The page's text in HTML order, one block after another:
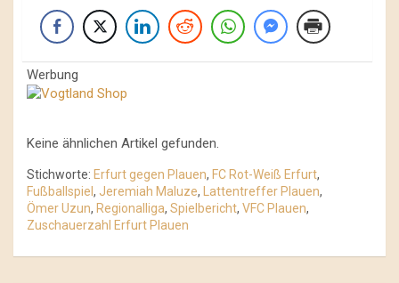
Werbung
Keine ähnlichen Artikel gefunden.
Stichworte: Erfurt gegen Plauen, FC Rot-Weiß Erfurt,
Fußballspiel , Jeremiah Maluze, Lattentreffer Plauen,
Ömer Uzun, Regionalliga, Spielbericht, VFC Plauen,
Zuschauerzahl Erfurt Plauen